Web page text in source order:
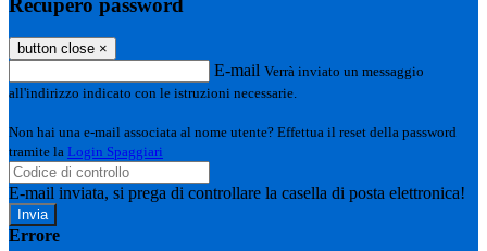
button close ×
E-mail Verrà inviato un messaggio
all'indirizzo indicato con le istruzioni necessarie.
Non hai una e-mail associata al nome utente? Effettua il reset della password
tramite la Login Spaggiari
E-mail inviata, si prega di controllare la casella di posta elettronica!
Errore